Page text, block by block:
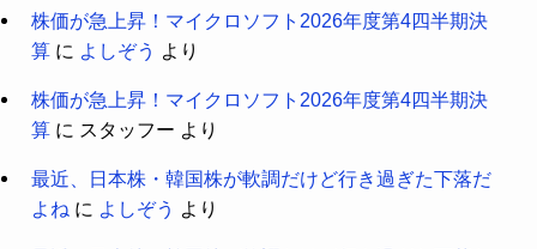
株価が急上昇！マイクロソフト2026年度第4四半期決
算に よしぞう より
株価が急上昇！マイクロソフト2026年度第4四半期決
算に スタッフー より
最近、日本株・韓国株が軟調だけど行き過ぎた下落だ
よね に よしぞう より